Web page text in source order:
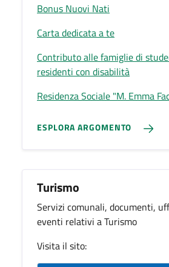
Bonus Nuovi Nati
Carta dedicata a te
Contributo alle famiglie di
residenti con disabilità
Residenza Sociale "M. Emma
ESPLORA ARGOMENTO
Turismo
Servizi comunali, documenti,
eventi relativi a Turismo
Visita il sito: